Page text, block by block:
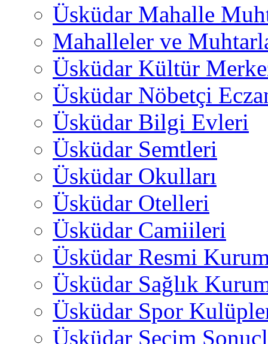
Üsküdar Mahalle
Mahalleler ve
Üsküdar Kültür
Üsküdar Nöbetçi
Üsküdar Bilgi Evleri
Üsküdar Semtleri
Üsküdar Okulları
Üsküdar Otelleri
Üsküdar Camiileri
Üsküdar Resmi
Üsküdar Sağlık
Üsküdar Spor
Üsküdar Seçim